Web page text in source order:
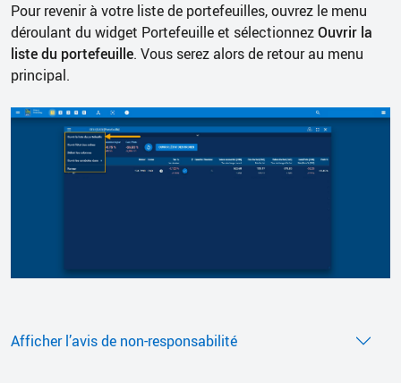
Pour revenir à votre liste de portefeuilles, ouvrez le menu
déroulant du widget Portefeuille et sélectionnezOuvrir la
liste du portefeuille. Vous serez alors de retour au menu
principal.
Afficher l’avis de non-responsabilité